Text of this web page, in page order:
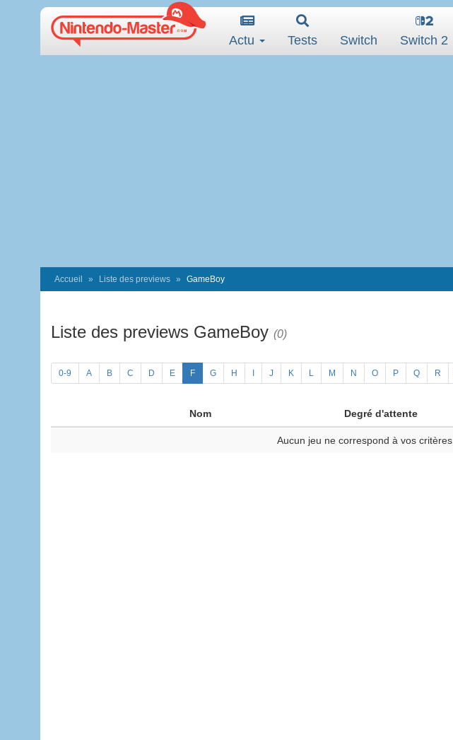
Actu Tests Switch Switch 2
Accueil Liste des previews GameBoy
Liste des previews GameBoy (0)
0-9 A B C D E F G H J K L M N O P Q R
Nom Degré d'attente
Aucun jeu ne correspond à vos critères.